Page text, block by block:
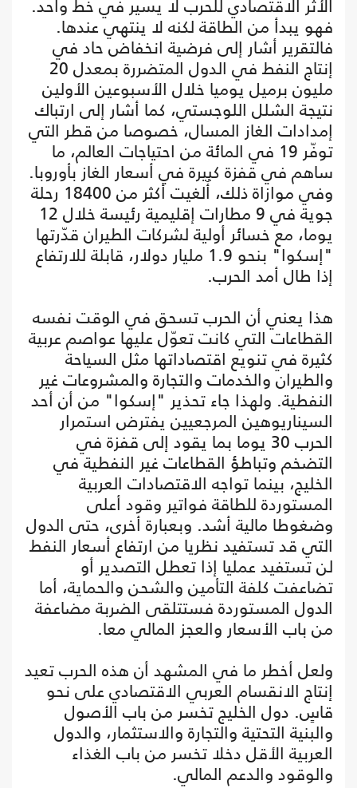
الأثر الاقتصادي للحرب لا يسير في خط واحد.
فهو يبدأ من الطاقة لكنه لا ينتهي عندها.
فالتقرير أشار إلى فرضية انخفاض حاد في
إنتاج النفط في الدول المتضررة بمعدل 20
مليون برميل يوميا خلال الأسبوعين الأولين
نتيجة الشلل اللوجستي، كما أشار إلى ارتباك
إمدادات الغاز المسال، خصوصا من قطر التي
توفّر 19 في المائة من احتياجات العالم، ما
ساهم في قفزة كبيرة في أسعار الغاز بأوروبا.
وفي موازاة ذلك، أُلغيت أكثر من 18400 رحلة
جوية في 9 مطارات إقليمية رئيسة خلال 12
يوما، مع خسائر أولية لشركات الطيران قدّرتها
"إسكوا" بنحو 1.9 مليار دولار، قابلة للارتفاع
إذا طال أمد الحرب.
هذا يعني أن الحرب تسحق في الوقت نفسه
القطاعات التي كانت تعوّل عليها عواصم عربية
كثيرة في تنويع اقتصاداتها مثل السياحة
والطيران والخدمات والتجارة والمشروعات غير
النفطية. ولهذا جاء تحذير "إسكوا" من أن أحد
السيناريوهين المرجعيين يفترض استمرار
الحرب 30 يوما بما يقود إلى قفزة في
التضخم وتباطؤ القطاعات غير النفطية في
الخليج، بينما تواجه الاقتصادات العربية
المستوردة للطاقة فواتير وقود أعلى
وضغوطا مالية أشد. وبعبارة أخرى، حتى الدول
التي قد تستفيد نظريا من ارتفاع أسعار النفط
لن تستفيد عمليا إذا تعطل التصدير أو
تضاعفت كلفة التأمين والشحن والحماية، أما
الدول المستوردة فستتلقى الضربة مضاعفة
من باب الأسعار والعجز المالي معا.
ولعل أخطر ما في المشهد أن هذه الحرب تعيد
إنتاج الانقسام العربي الاقتصادي على نحو
قاسٍ. دول الخليج تخسر من باب الأصول
والبنية التحتية والتجارة والاستثمار، والدول
العربية الأقل دخلا تخسر من باب الغذاء
والوقود والدعم المالي.